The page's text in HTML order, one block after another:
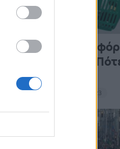
Άνοιξε η
Market Pass –
οι πληρωμές
15:13 - 15 Σεπτεμβρίου 2023